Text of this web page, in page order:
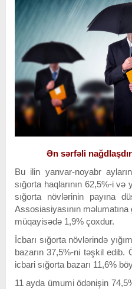
Ən sərfəli
Bu ilin yanvar-noyabr
sığorta haqlarının 62,5%-i
sığorta növlərinin payına
Assosiasiyasının
müqayisədə 1,9% çoxdur.
İcbarı sığorta növlərində
bazarın 37,5%-ni təşkil edib.
icbari sığorta bazarı 11,6%
11 ayda ümumi ödənişin